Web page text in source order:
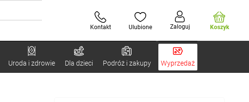
Kontakt Ulubione Zaloguj Koszyk
Uroda i zdrowie Dla dzieci Podróż i zakupy Wyprzedaż